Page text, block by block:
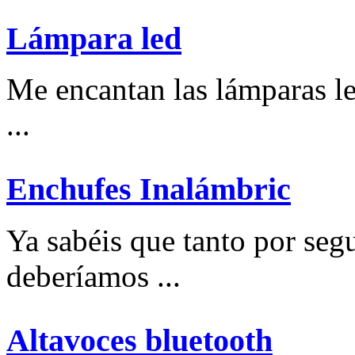
Lámpara led
Me encantan las lámparas
...
Enchufes Inalámbric
Ya sabéis que tanto por
deberíamos ...
Altavoces bluetooth